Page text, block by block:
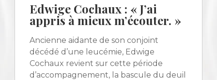
Edwige Cochaux : « J’ai
appris à mieux m’écouter. »
Ancienne aidante de son conjoint
décédé d’une leucémie, Edwige
Cochaux revient sur cette période
d’accompagnement, la bascule du deuil